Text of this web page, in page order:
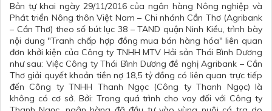
Bản tự khai ngày 29/11/2016 của ngân hàng Nông nghiệp và
Phát triển Nông thôn Việt Nam – Chi nhánh Cần Thơ (Agribank
– Cần Thơ) theo số bút lục 38 – TAND quận Ninh Kiều, trình bày
nội dung "Tranh chấp hợp đồng mua bán hàng hóa" liên quan
đơn khởi kiện của Công ty TNHH MTV Hải sản Thái Bình Dương
như sau: Việc Công ty Thái Bình Dương đề nghị Agribank – Cần
Thơ giải quyết khoản tiền nợ 18,5 tỷ đồng có liên quan trực tiếp
đến Công ty TNHH Thanh Ngọc (Công ty Thanh Ngọc) là
không có cơ sở. Bởi: Trong quá trình cho vay đối với Công ty